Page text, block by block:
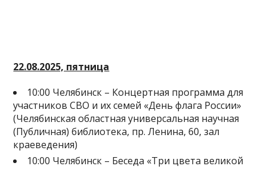
22.08.2025, пятница
10:00 Челябинск – Концертная программа для
участников СВО и их семей «День флага России»
(Челябинская областная универсальная научная
(Публичная) библиотека, пр. Ленина, 60, зал
краеведения)
10:00 Челябинск – Беседа «Три цвета великой